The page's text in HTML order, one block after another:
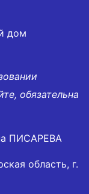
дом
обязательна
ПИСАРЕВА
область, г.